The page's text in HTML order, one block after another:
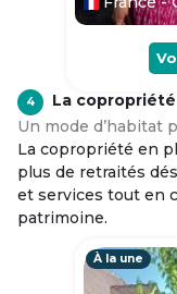
4
La
Un mode d’habitat
La copropriété en
plus de retraités
et services tout en
patrimoine.
À la une